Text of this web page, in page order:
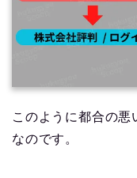
このように都合の悪
なのです。